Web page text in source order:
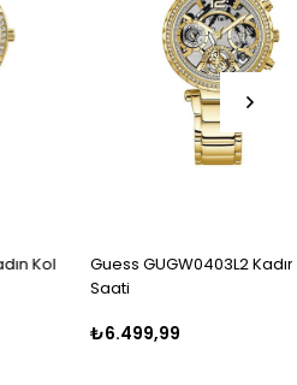
Guess GUGW0403L2 Kadın Kol
₺6.499,99